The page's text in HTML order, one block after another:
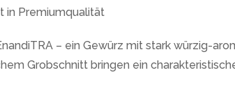
in Premiumqualität
– ein Gewürz mit stark würzig-
Grobschnitt bringen ein